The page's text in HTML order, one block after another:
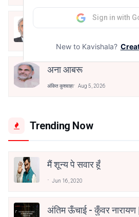
ख़्वाहिशों का सफाया
अना आबरू
अंकित कुशवाहा Aug 5, 2026
Trending Now
मैं शून्य पे सवार हूँ
Jun 16, 2020
अंतिम ऊँचाई - कुँवर
Sign in with
New to Kavishala?